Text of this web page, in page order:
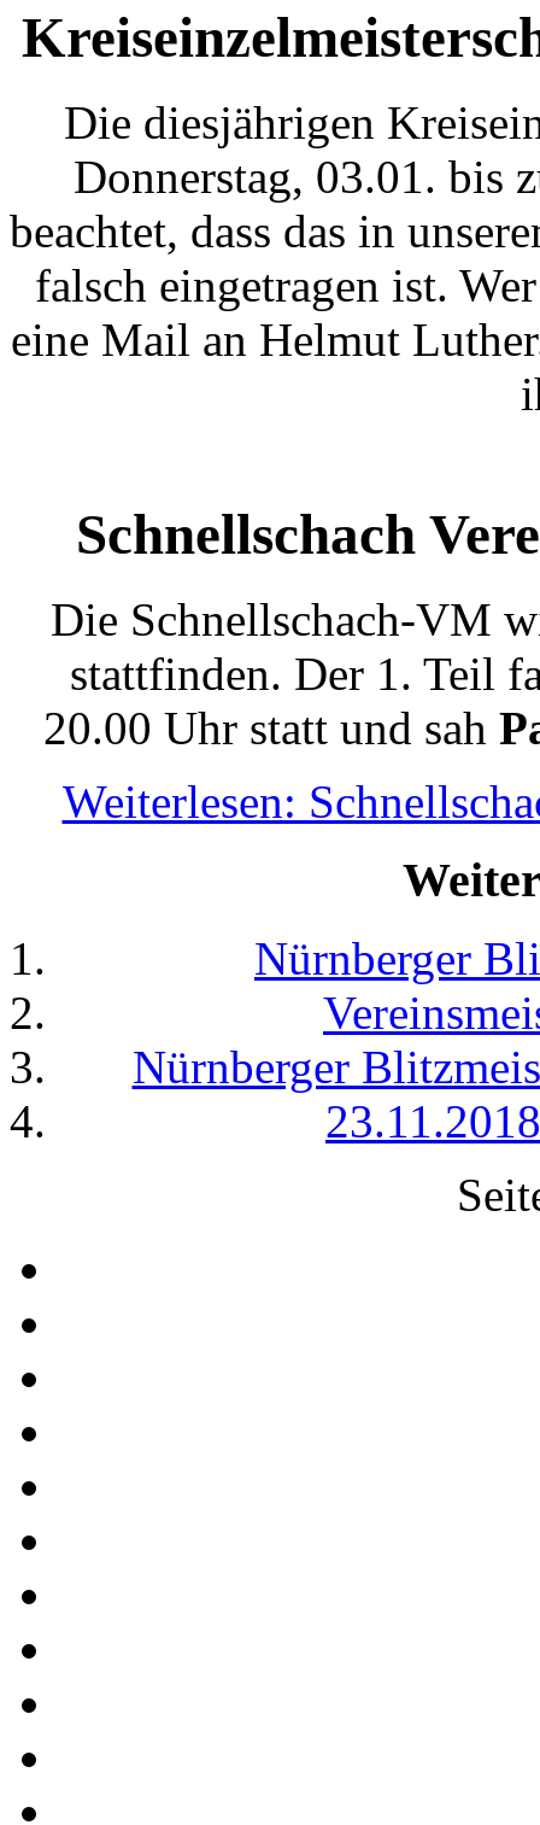
Die diesjährigen
Donnerstag, 03.01. bis
beachtet, dass das in
falsch eingetragen ist.
eine Mail an Helmut
Schnellschach
Die Schnellschach-VM
stattfinden. Der 1. Teil
20.00 Uhr statt und sah
Weiterlesen:
Nürnberger
Nürnberger